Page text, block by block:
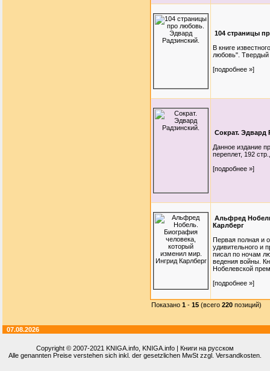
104 страницы
В книге
любовь". Твердый
[подробнее »]
Сократ. Эдвард
Данное издание
переплет, 192
[подробнее »]
Альфред
Карлберг
Первая полная и
удивительного и
писал по ночам
ведения войны.
Нобелевской
[подробнее »]
Показано 1 - 15 (всего 220 позиций)
07.08.2026
Copyright © 2007-2021 KNIGA.info , KNIGA.info | Книги на русском
Alle genannten Preise verstehen sich inkl. der gesetzlichen MwSt zzgl. Versandkosten.